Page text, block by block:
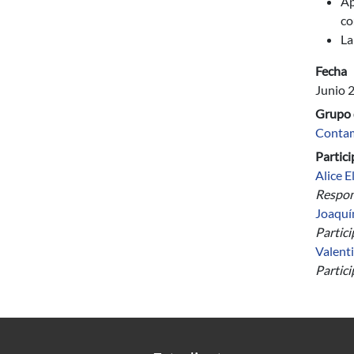
Fecha
Junio
Grupo
Alice